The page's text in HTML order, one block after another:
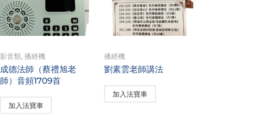
影音類, 播經機
成德法師（蔡禮旭老
師）音頻1709首
加入法寶車
播經機
劉素雲老師講法
加入法寶車